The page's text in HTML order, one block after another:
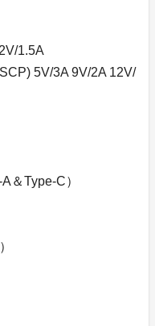
1.5A
5V/3A 9V/2A 12V/
＆Type-C）